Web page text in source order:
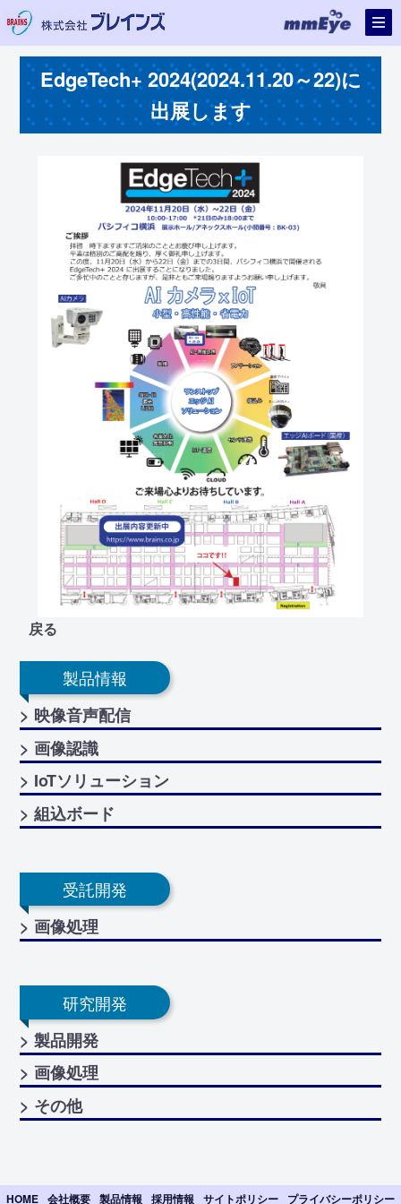
EdgeTech+ 2024(2024.11.20～22)に
出展します
戻る
製品情報
> 映像音声配信
> 画像認識
> IoTソリューション
> 組込ボード
受託開発
> 画像処理
研究開発
> 製品開発
> 画像処理
> その他
HOME 会社概要 製品情報 採用情報 サイトポリシー プライバシーポリシー